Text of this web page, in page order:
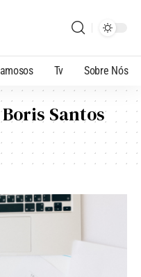
Tv Sobre Nós
Santos